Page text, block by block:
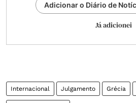
Adicionar o Diário de
Já adicionei
Internacional Julgamento Grécia